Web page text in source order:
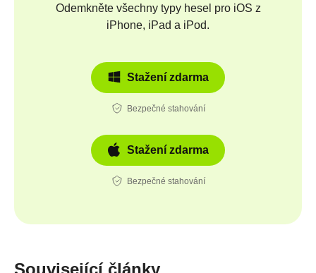
Odemkněte všechny typy hesel pro iOS z
iPhone, iPad a iPod.
Stažení zdarma
Bezpečné stahování
Stažení zdarma
Bezpečné stahování